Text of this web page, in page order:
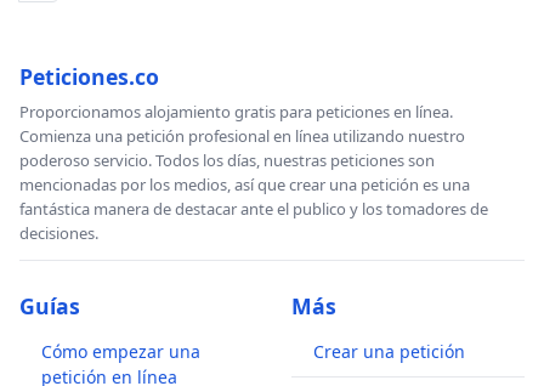
Peticiones.co
Proporcionamos alojamiento gratis para peticiones en línea.
Comienza una petición profesional en línea utilizando nuestro
poderoso servicio. Todos los días, nuestras peticiones son
mencionadas por los medios, así que crear una petición es una
fantástica manera de destacar ante el publico y los tomadores de
decisiones.
Guías
Cómo empezar una
petición en línea
Más
Crear una petición